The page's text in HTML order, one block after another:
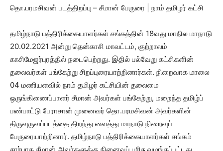
தொ.பரமசிவன் படத்திறப்பு – சீமான் பேருரை | நாம் தமிழர் கட்சி
தமிழ்நாடு பத்திரிக்கையாளர்கள் சங்கத்தின் 18வது மாநில மாநாடு
20.02.2021 அன்று தென்காசி மாவட்டம், குற்றாலம்
காசிமேஜர்புரத்தில் நடைபெற்றது. இதில் பல்வேறு கட்சிகளின்
தலைவர்கள் பங்கேற்று சிறப்புரையாற்றினார்கள். நிறைவாக மாலை
04 மணியளவில் நாம் தமிழர் கட்சியின் தலைமை
ஒருங்கிணைப்பாளர் சீமான் அவர்கள் பங்கேற்று, மறைந்த தமிழ்ப்
பண்பாட்டு பேராசான் முனைவர் தொ.பரமசிவன் அவர்களின்
திருவுருவப்படத்தை திறந்து வைத்து மாநாடு நிறைவுப்
பேருரையாற்றினார். தமிழ்நாடு பத்திரிக்கையாளர்கள் சங்கம்